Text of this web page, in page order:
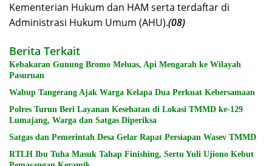
Kementerian Hukum dan HAM serta terdaftar di
Administrasi Hukum Umum (AHU).(08)
Berita Terkait
Kebakaran Gunung Bromo Meluas, Api Mengarah ke Wilayah
Pasuruan
Wabup Tangerang Ajak Warga Kelapa Dua Perkuat Kebersamaan
Polres Turun Beri Layanan Kesehatan di Lokasi TMMD ke-129
Lumajang, Warga dan Satgas Diperiksa
Satgas dan Pemerintah Desa Gelar Rapat Persiapan Wasev TMMD
RTLH Ibu Tuha Masuk Tahap Finishing, Sertu Yuli Ujiono Kebut